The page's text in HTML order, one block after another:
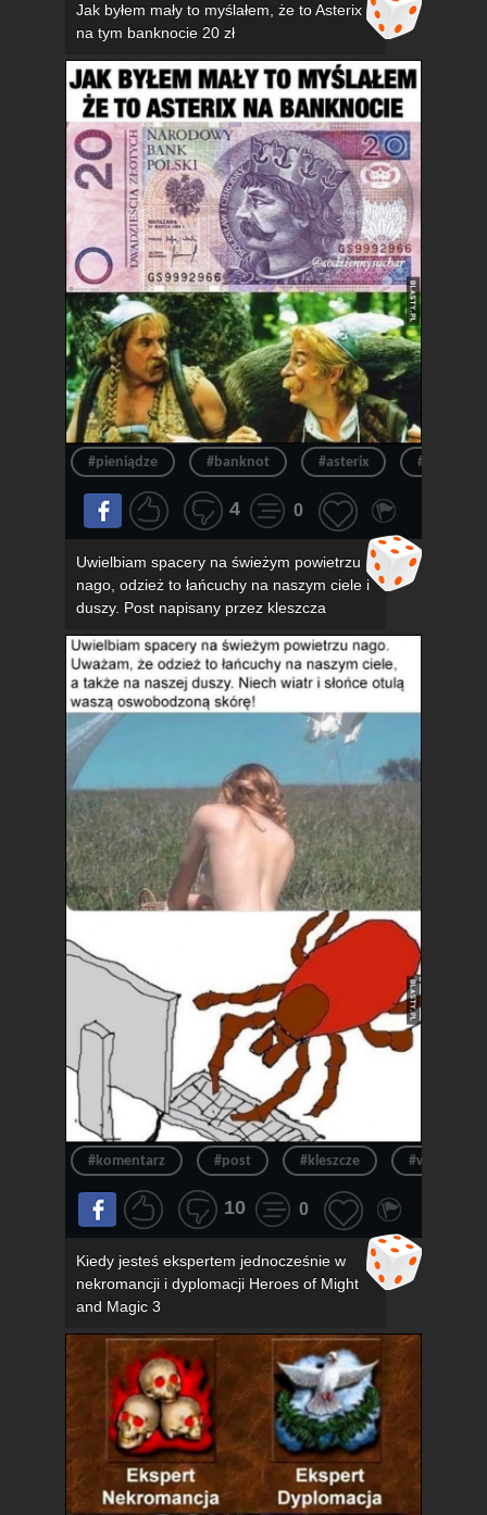
Jak byłem mały to myślałem, że to Asterix
na tym banknocie 20 zł
#pieniądze #banknot #asterix #pieniądz
4 0
Uwielbiam spacery na świeżym powietrzu
nago, odzież to łańcuchy na naszym ciele i
duszy. Post napisany przez kleszcza
#komentarz #post #kleszcze #wpis
10 0
Kiedy jesteś ekspertem jednocześnie w
nekromancji i dyplomacji Heroes of Might
and Magic 3